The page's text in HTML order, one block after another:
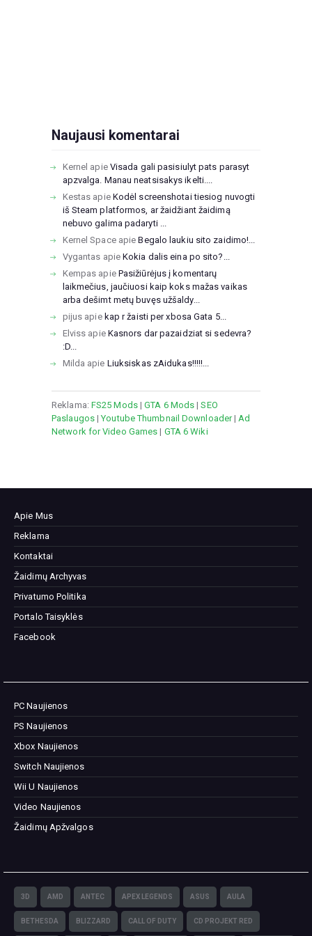
Naujausi komentarai
Kernel apie Visada gali pasisiulyt pats parasyt
apzvalga. Manau neatsisakys ikelti....
Kestas apie Kodėl screenshotai tiesiog nuvogti
iš Steam platformos, ar žaidžiant žaidimą
nebuvo galima padaryti ...
Kernel SpaceapieBegalo laukiu sito zaidimo!...
Vygantas apieKokia dalis eina po sito?...
Kempas apie Pasižiūrėjus į komentarų
laikmečius, jaučiuosi kaip koks mažas vaikas
arba dešimt metų buvęs užšaldy...
pijus apie kap r žaisti per xbosa Gata 5...
Elviss apie Kasnors dar pazaidziat si sedevra?
:D...
Milda apie Liuksiskas zAidukas!!!!!...
Reklama: FS25 Mods|GTA 6 Mods |SEO
Paslaugos|Youtube Thumbnail Downloader|Ad
Network for Video Games | GTA 6 Wiki
Apie Mus
Reklama
Kontaktai
Žaidimų Archyvas
Privatumo Politika
Portalo Taisyklės
Facebook
PC Naujienos
PS Naujienos
Xbox Naujienos
Switch Naujienos
Wii U Naujienos
Video Naujienos
Žaidimų Apžvalgos
3D AMD ANTEC APEX LEGENDS ASUS AULA
BETHESDA BLIZZARD CALL OF DUTY CD PROJEKT RED